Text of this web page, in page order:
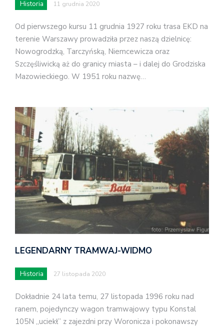
Historia 11 grudnia 2020
Od pierwszego kursu 11 grudnia 1927 roku trasa EKD na
terenie Warszawy prowadziła przez naszą dzielnicę:
Nowogrodzką, Tarczyńską, Niemcewicza oraz
Szczęśliwicką aż do granicy miasta – i dalej do Grodziska
Mazowieckiego. W 1951 roku nazwę…
LEGENDARNY TRAMWAJ-WIDMO
Historia 27 listopada 2020
Dokładnie 24 lata temu, 27 listopada 1996 roku nad
ranem, pojedynczy wagon tramwajowy typu Konstal
105N „uciekł” z zajezdni przy Woronicza i pokonawszy